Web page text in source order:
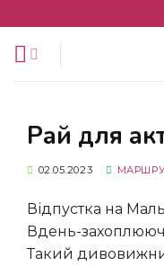
змісту
Рай для
02.05.2023
Відпустка на Мальдівах буває різним: активним, спокійним або романтичним. А можна все це поєднати!
Вдень-
Такий